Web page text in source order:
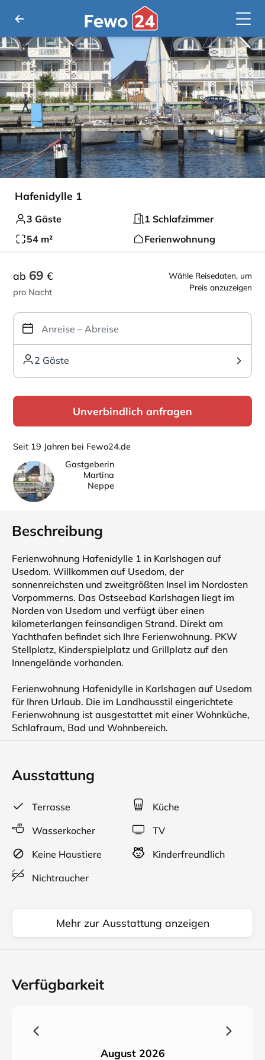
Hafenidylle 1
3 Gäste
1 Schlafzimmer
54 m²
Ferienwohnung
Wähle Reisedaten, um
Preis anzuzeigen
ab 69 €
pro Nacht
2 Gäste
Unverbindlich anfragen
Seit 19 Jahren bei Fewo24.de
Gastgeberin
Martina
Neppe
Beschreibung
Ferienwohnung Hafenidylle 1 in Karlshagen auf
Usedom. Willkommen auf Usedom, der
sonnenreichsten und zweitgrößten Insel im Nordosten
Vorpommerns. Das Ostseebad Karlshagen liegt im
Norden von Usedom und verfügt über einen
kilometerlangen feinsandigen Strand. Direkt am
Yachthafen befindet sich Ihre Ferienwohnung. PKW
Stellplatz, Kinderspielplatz und Grillplatz auf den
Innengelände vorhanden.
Ferienwohnung Hafenidylle in Karlshagen auf Usedom
für Ihren Urlaub. Die im Landhausstil eingerichtete
Ferienwohnung ist ausgestattet mit einer Wohnküche,
Schlafraum, Bad und Wohnbereich.
Ausstattung
Terrasse
Küche
Wasserkocher
TV
Keine Haustiere
Kinderfreundlich
Nichtraucher
Mehr zur Ausstattung anzeigen
Verfügbarkeit
August 2026